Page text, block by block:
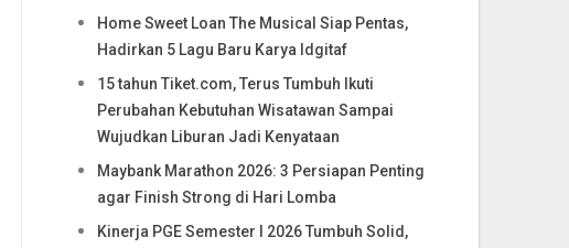
Home Sweet Loan The Musical Siap Pentas,
Hadirkan 5 Lagu Baru Karya Idgitaf
15 tahun Tiket.com, Terus Tumbuh Ikuti
Perubahan Kebutuhan Wisatawan Sampai
Wujudkan Liburan Jadi Kenyataan
Maybank Marathon 2026: 3 Persiapan Penting
agar Finish Strong di Hari Lomba
Kinerja PGE Semester I 2026 Tumbuh Solid,